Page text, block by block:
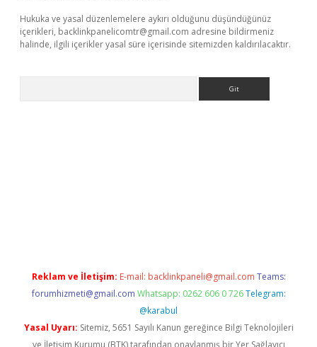
Hukuka ve yasal düzenlemelere aykırı olduğunu düşündüğünüz
içerikleri, backlinkpanelicomtr@gmail.com adresine bildirmeniz
halinde, ilgili içerikler yasal süre içerisinde sitemizden kaldırılacaktır.
Reklam ve İletişim: E-mail: backlinkpaneli@gmail.com Teams:
forumhizmeti@gmail.com Whatsapp: 0262 606 0 726 Telegram:
@karabul
Yasal Uyarı: Sitemiz, 5651 Sayılı Kanun gereğince Bilgi Teknolojileri
ve İletişim Kurumu (BTK) tarafından onaylanmış bir Yer Sağlayıcı